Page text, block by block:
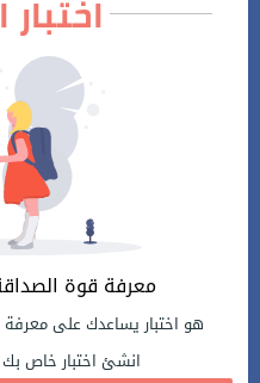
معرفة قوة
هو اختبار يساعدك على
انشئ اختبار خاص